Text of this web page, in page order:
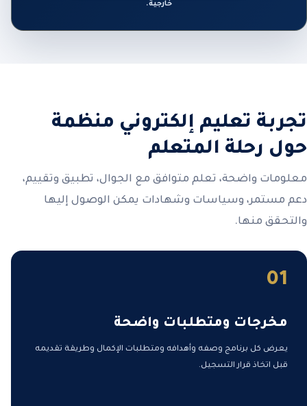
خارجية.
تجربة تعليم إلكتروني منظمة
حول رحلة المتعلم
معلومات واضحة، تعلم متوافق مع الجوال، تطبيق وتقييم،
دعم مستمر، وسياسات وشهادات يمكن الوصول إليها
والتحقق منها.
01
مخرجات ومتطلبات واضحة
يعرض كل برنامج وصفه وأهدافه ومتطلبات الإكمال وطريقة تقديمه
قبل اتخاذ قرار التسجيل.